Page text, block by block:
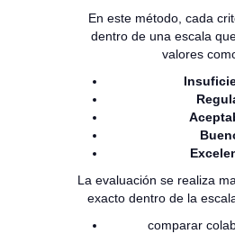
En este método, cada
dentro de una escala
valores
La evaluación se realiza
exacto dentro de la
comparar